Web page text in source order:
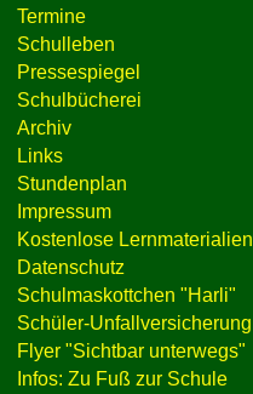
Termine
Schulleben
Pressespiegel
Schulbücherei
Archiv
Links
Stundenplan
Impressum
Kostenlose Lernmaterialien
Datenschutz
Schulmaskottchen "Harli"
Schüler-Unfallversicherung
Flyer "Sichtbar unterwegs"
Infos: Zu Fuß zur Schule